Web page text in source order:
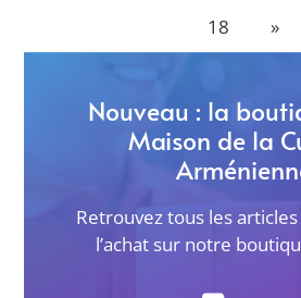
18 »
Nouveau : la
Maison de la
Retrouvez tous les
l’achat sur notre